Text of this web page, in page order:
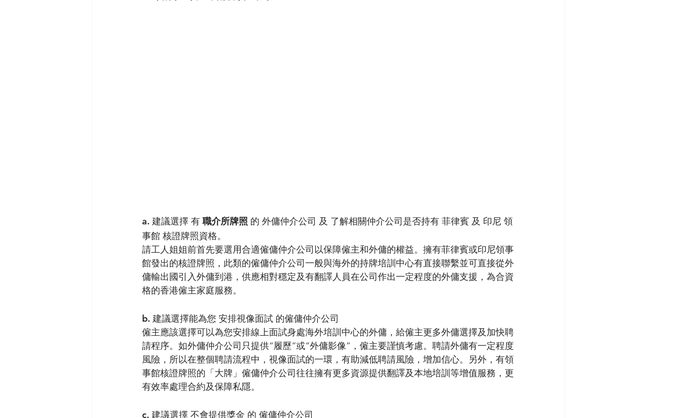
a. 建議選擇 有 職介所牌照 的 外傭仲介公司 及 了解相關仲介公司是否持有 菲律賓 及 印尼 領
事館 核證牌照資格。
請工人姐姐前首先要選用合適僱傭仲介公司以保障僱主和外傭的權益。擁有菲律賓或印尼領事
館發出的核證牌照，此類的僱傭仲介公司一般與海外的持牌培訓中心有直接聯繫並可直接從外
傭輸出國引入外傭到港，供應相對穩定及有翻譯人員在公司作出一定程度的外傭支援，為合資
格的香港僱主家庭服務。
b. 建議選擇能為您 安排視像面試 的僱傭仲介公司
僱主應該選擇可以為您安排線上面試身處海外培訓中心的外傭，給僱主更多外傭選擇及加快聘
請程序。如外傭仲介公司只提供“履歷”或“外傭影像”，僱主要謹慎考慮。聘請外傭有一定程度
風險，所以在整個聘請流程中，視像面試的一環，有助減低聘請風險，增加信心。另外，有領
事館核證牌照的「大牌」僱傭仲介公司往往擁有更多資源提供翻譯及本地培訓等增值服務，更
有效率處理合約及保障私隱。
c. 建議選擇 不會提供獎金 的 僱傭仲介公司